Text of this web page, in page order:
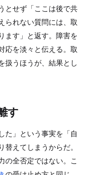
とせず「ここは後で共
られない質問には、取
ます」と返す。障害を
応を淡々と伝える。取
扱うほうが、結果とし
す
た」という事実を「自
えてしまうからだ。
の全否定ではない。こ